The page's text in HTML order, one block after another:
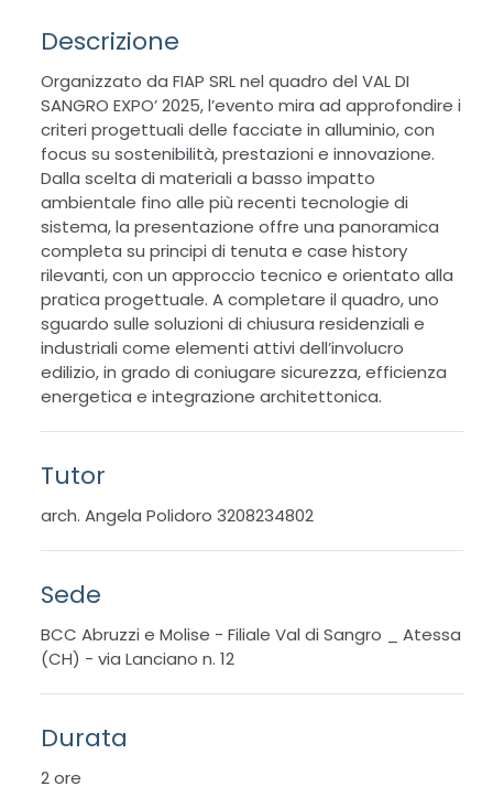
Descrizione
Organizzato da FIAP SRL nel quadro del VAL DI
SANGRO EXPO’ 2025, l’evento mira ad approfondire i
criteri progettuali delle facciate in alluminio, con
focus su sostenibilità, prestazioni e innovazione.
Dalla scelta di materiali a basso impatto
ambientale fino alle più recenti tecnologie di
sistema, la presentazione offre una panoramica
completa su principi di tenuta e case history
rilevanti, con un approccio tecnico e orientato alla
pratica progettuale. A completare il quadro, uno
sguardo sulle soluzioni di chiusura residenziali e
industriali come elementi attivi dell’involucro
edilizio, in grado di coniugare sicurezza, efficienza
energetica e integrazione architettonica.
Tutor
arch. Angela Polidoro 3208234802
Sede
BCC Abruzzi e Molise - Filiale Val di Sangro _ Atessa
(CH) - via Lanciano n. 12
Durata
2 ore